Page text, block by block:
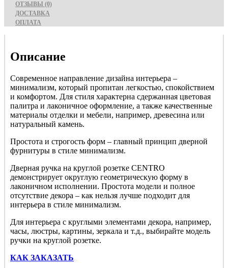
ОТЗЫВЫ (0)
ДОСТАВКА
ОПЛАТА
Описание
Современное направление дизайна интерьера –
минимализм, который пропитан легкостью, спокойствием
и комфортом. Для стиля характерна сдержанная цветовая
палитра и лаконичное оформление, а также качественные
материалы отделки и мебели, например, древесина или
натуральный камень.
Простота и строгость форм – главный принцип дверной
фурнитуры в стиле минимализм.
Дверная ручка на круглой розетке CENTRO
демонстрирует округлую геометрическую форму в
лаконичном исполнении. Простота модели и полное
отсутствие декора – как нельзя лучше подходит для
интерьера в стиле минимализм.
Для интерьера с круглыми элементами декора, например,
часы, люстры, картины, зеркала и т.д., выбирайте модель
ручки на круглой розетке.
КАК ЗАКАЗАТЬ